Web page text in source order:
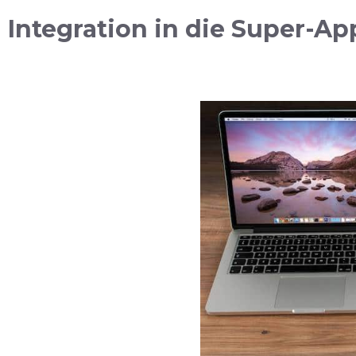
Integration in die Super-